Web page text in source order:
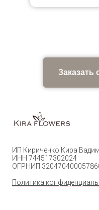
Заказать
ИП Кириченко Кира
ИНН 744517302024
ОГРНИП
Политика